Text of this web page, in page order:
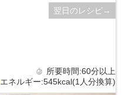
翌日のレシピ→
所要時間:60分以上
エネルギー:545kcal(1人分換算)